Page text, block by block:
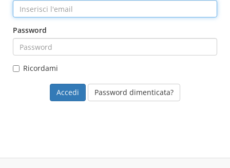
Password
Ricordami
Password dimenticata?